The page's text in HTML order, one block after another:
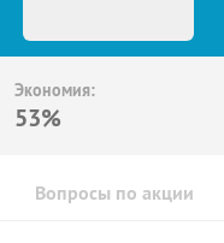
Экономия:
53%
Вопросы по акции